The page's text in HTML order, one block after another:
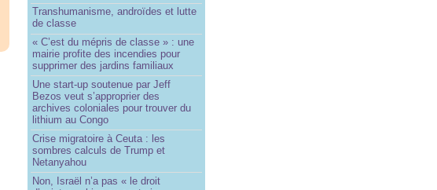
Transhumanisme, androïdes et lutte
de classe
« C’est du mépris de classe » : une
mairie profite des incendies pour
supprimer des jardins familiaux
Une start-up soutenue par Jeff
Bezos veut s’approprier des
archives coloniales pour trouver du
lithium au Congo
Crise migratoire à Ceuta : les
sombres calculs de Trump et
Netanyahou
Non, Israël n’a pas « le droit